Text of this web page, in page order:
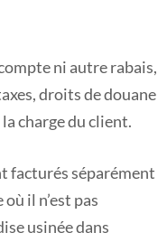
ni autre rabais,
droits de douane
charge du client.
facturés séparément
il n’est pas
usinée dans